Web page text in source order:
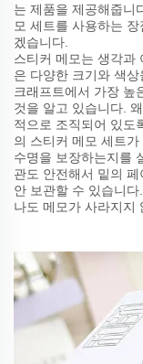
는 제품을 제공해줍니
모 세트를 사용하는
겠습니다.
스티커 메모는 생각과
은 다양한 크기와 색
크래프트에서 가장 높
것을 알고 있습니다.
적으로 조직되어 있도
의 스티커 메모 세트
수명을 보장하는지를
관도 안전해서 밑의
안 보관할 수 있습니
나도 메모가 사라지지